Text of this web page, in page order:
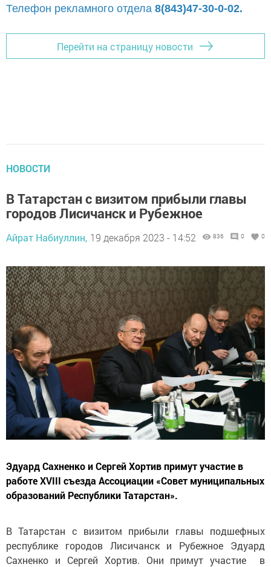
Телефон рекламного отдела 8(843)47-30-0-02.
Перейти на страницу новости
НОВОСТИ
В Татарстан с визитом прибыли главы
городов Лисичанск и Рубежное
Айрат Набиуллин, 19 декабря 2023 - 14:52 836 0 0
Эдуард Сахненко и Сергей Хортив примут участие в
работе XVIII съезда Ассоциации «Совет муниципальных
образований Республики Татарстан».
В Татарстан с визитом прибыли главы подшефных
республике городов Лисичанск и Рубежное Эдуард
Сахненко и Сергей Хортив. Они примут участие в